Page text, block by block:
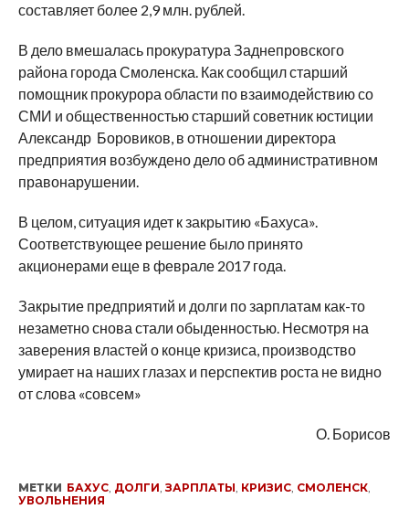
составляет более 2,9 млн. рублей.
В дело вмешалась прокуратура Заднепровского
района города Смоленска. Как сообщил старший
помощник прокурора области по взаимодействию со
СМИ и общественностью старший советник юстиции
Александр Боровиков, в отношении директора
предприятия возбуждено дело об административном
правонарушении.
В целом, ситуация идет к закрытию «Бахуса».
Соответствующее решение было принято
акционерами еще в феврале 2017 года.
Закрытие предприятий и долги по зарплатам как-то
незаметно снова стали обыденностью. Несмотря на
заверения властей о конце кризиса, производство
умирает на наших глазах и перспектив роста не видно
от слова «совсем»
О. Борисов
МЕТКИ БАХУС, ДОЛГИ, ЗАРПЛАТЫ, КРИЗИС, СМОЛЕНСК,
УВОЛЬНЕНИЯ